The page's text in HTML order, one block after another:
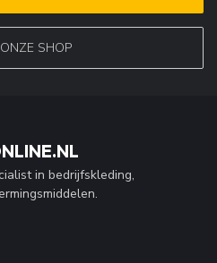
ONZE SHOP
in bedrijfskleding,